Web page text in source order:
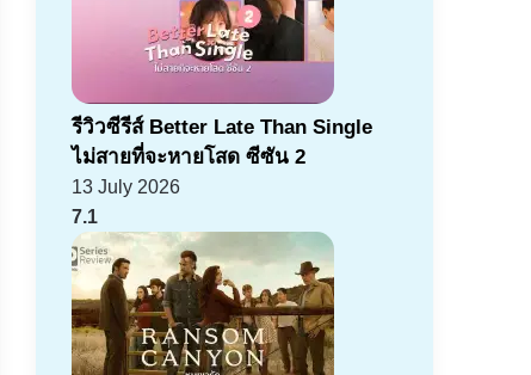
รีวิวซีรีส์ Better Late Than Single
ไม่สายที่จะหายโสด ซีซัน 2
13 July 2026
7.1